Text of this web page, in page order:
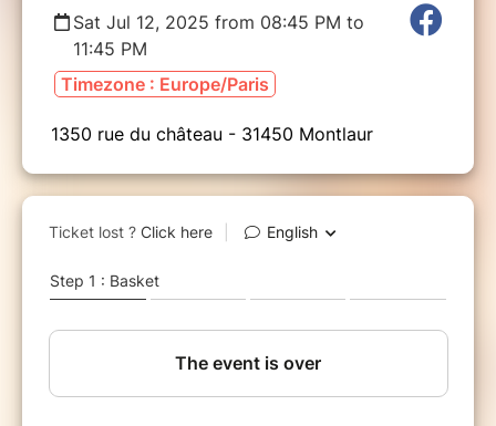
Sat Jul 12, 2025 from 08:45 PM to
11:45 PM
Timezone : Europe/Paris
1350 rue du château - 31450 Montlaur